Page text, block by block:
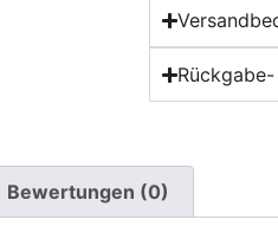
Bewertungen (0)